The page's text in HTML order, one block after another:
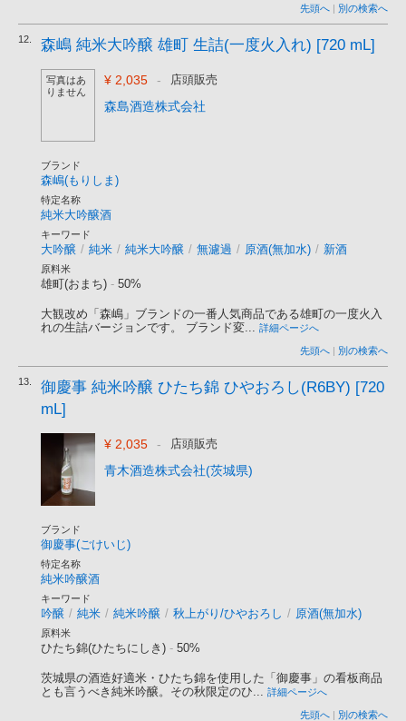
先頭へ | 別の検索へ
12. 森嶋 純米大吟醸 雄町 生詰(一度火入れ) [720 mL]
写真はあ
りません
¥ 2,035 - 店頭販売
森島酒造株式会社
ブランド
森嶋(もりしま)
特定名称
純米大吟醸酒
キーワード
大吟醸 / 純米 / 純米大吟醸 / 無濾過 / 原酒(無加水) / 新酒
原料米
雄町(おまち) - 50%
大観改め「森嶋」ブランドの一番人気商品である雄町の一度火入
れの生詰バージョンです。 ブランド変... 詳細ページへ
先頭へ | 別の検索へ
13.
御慶事 純米吟醸 ひたち錦 ひやおろし(R6BY) [720
mL]
¥ 2,035 - 店頭販売
青木酒造株式会社(茨城県)
ブランド
御慶事(ごけいじ)
特定名称
純米吟醸酒
キーワード
吟醸 / 純米 / 純米吟醸 / 秋上がり/ひやおろし / 原酒(無加水)
原料米
ひたち錦(ひたちにしき) - 50%
茨城県の酒造好適米・ひたち錦を使用した「御慶事」の看板商品
とも言うべき純米吟醸。その秋限定のひ... 詳細ページへ
先頭へ | 別の検索へ